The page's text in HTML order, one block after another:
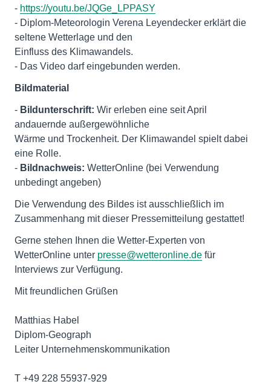
- https://youtu.be/JQGe_LPPASY
- Diplom-Meteorologin Verena Leyendecker erklärt die
seltene Wetterlage und den
Einfluss des Klimawandels.
- Das Video darf eingebunden werden.
Bildmaterial
- Bildunterschrift: Wir erleben eine seit April
andauernde außergewöhnliche
Wärme und Trockenheit. Der Klimawandel spielt dabei
eine Rolle.
- Bildnachweis: WetterOnline (bei Verwendung
unbedingt angeben)
Die Verwendung des Bildes ist ausschließlich im
Zusammenhang mit dieser Pressemitteilung gestattet!
Gerne stehen Ihnen die Wetter-Experten von
WetterOnline unter presse@wetteronline.de für
Interviews zur Verfügung.
Mit freundlichen Grüßen
Matthias Habel
Diplom-Geograph
Leiter Unternehmenskommunikation
T +49 228 55937-929